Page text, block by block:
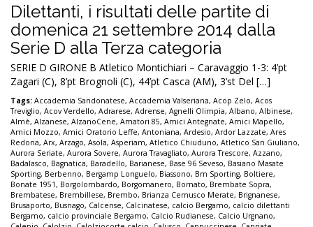
Dilettanti, i risultati delle partite di
domenica 21 settembre 2014 dalla
Serie D alla Terza categoria
SERIE D GIRONE B Atletico Montichiari – Caravaggio 1-3: 4’pt
Zagari (C), 8’pt Brognoli (C), 44’pt Casca (AM), 3’st Del […]
Tags: Accademia Sandonatese, Accademia Valseriana, Acop Zelo, Acos
Treviglio, Acov Verdello, Adrarese, Adrense, Agnelli Olimpia, Albano, Albinese,
Almè, Alzanese, AlzanoCene, Amatori 85, Amici Antegnate, Amici Mapello,
Amici Mozzo, Amici Oratorio Leffe, Antoniana, Ardesio, Ardor Lazzate, Ares
Redona, Arx, Arzago, Asola, Asperiam, Atletico Chiuduno, Atletico San Giuliano,
Aurora Seriate, Aurora Sovere, Aurora Travagliato, Aurora Trescore, Azzano,
Badalasco, Bagnatica, Baradello, Barianese, Base 96 Seveso, Basiano Masate
Sporting, Berbenno, Bergamp Longuelo, Biassono, Bm Sporting, Boltiere,
Bonate 1951, Borgolombardo, Borgomanero, Bornato, Brembate Sopra,
Brembatese, Brembillese, Brembo, Brianza Cernusco Merate, Brignanese,
Brusaporto, Busnago, Calcense, Calcinatese, calcio Bergamo, calcio dilettanti
Bergamo, calcio provinciale Bergamo, Calcio Rudianese, Calcio Urgnano,